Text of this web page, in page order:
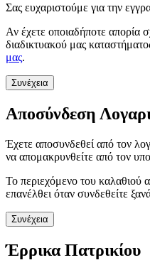
Σας ευχαριστούμε για την
Αν έχετε οποιαδήποτε απορία
διαδικτυακού μας
μας.
Συνέχεια
Αποσύνδεση
Έχετε αποσυνδεθεί από τον
να απομακρυνθείτε από τον
Το περιεχόμενο του καλαθιού
επανέλθει όταν συνδεθείτε
Συνέχεια
Έρρικα Πατρικίου